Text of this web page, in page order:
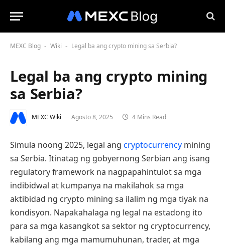
MEXC Blog - Wiki - Legal ba ang crypto mining sa Serbia?
Legal ba ang crypto mining
sa Serbia?
MEXC Wiki Agosto 8, 2025 4 Mins Read
Simula noong 2025, legal ang cryptocurrency mining
sa Serbia. Itinatag ng gobyernong Serbian ang isang
regulatory framework na nagpapahintulot sa mga
indibidwal at kumpanya na makilahok sa mga
aktibidad ng crypto mining sa ilalim ng mga tiyak na
kondisyon. Napakahalaga ng legal na estadong ito
para sa mga kasangkot sa sektor ng cryptocurrency,
kabilang ang mga mamumuhunan, trader, at mga